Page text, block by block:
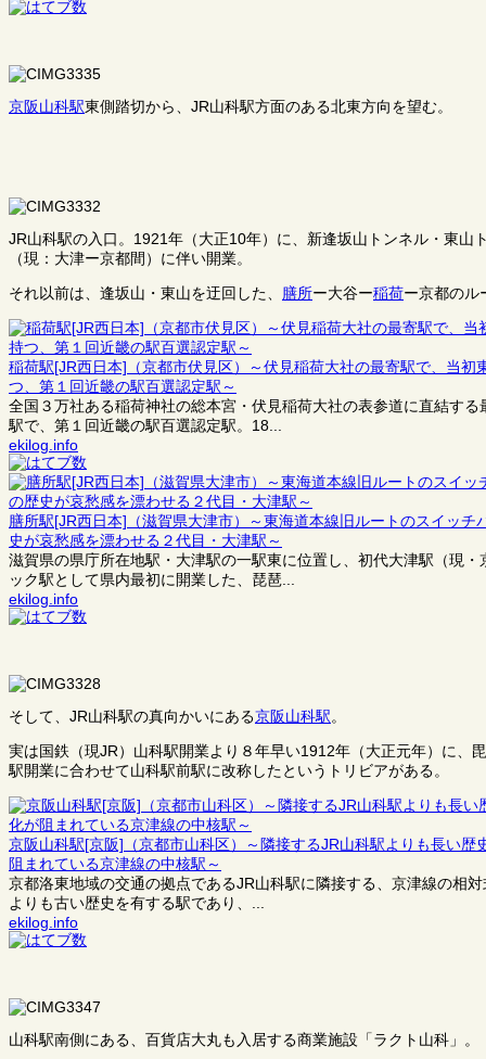
京阪山科駅東側踏切から、JR山科駅方面のある北東方向を望む。
JR山科駅の入口。1921年（大正10年）に、新逢坂山トンネル・東山
（現：大津ー京都間）に伴い開業。
それ以前は、逢坂山・東山を迂回した、 膳所ー大谷ー稲荷ー京都のル
稲荷駅[JR西日本]（京都市伏見区）～伏見稲荷大社の最寄駅で、当
つ、第１回近畿の駅百選認定駅～
全国３万社ある稲荷神社の総本宮・伏見稲荷大社の表参道に直結す
駅で、第１回近畿の駅百選認定駅。18...
ekilog.info
膳所駅[JR西日本]（滋賀県大津市）～東海道本線旧ルートのスイッ
史が哀愁感を漂わせる２代目・大津駅～
滋賀県の県庁所在地駅・大津駅の一駅東に位置し、初代大津駅（現
ック駅として県内最初に開業した、琵琶...
ekilog.info
そして、JR山科駅の真向かいにある京阪山科駅。
実は国鉄（現JR）山科駅開業より８年早い1912年（大正元年）に、
駅開業に合わせて山科駅前駅に改称したというトリビアがある。
京阪山科駅[京阪]（京都市山科区）～隣接するJR山科駅よりも長い
阻まれている京津線の中核駅～
京都洛東地域の交通の拠点であるJR山科駅に隣接する、京津線の相
よりも古い歴史を有する駅であり、...
ekilog.info
山科駅南側にある、百貨店大丸も入居する商業施設「ラクト山科」。